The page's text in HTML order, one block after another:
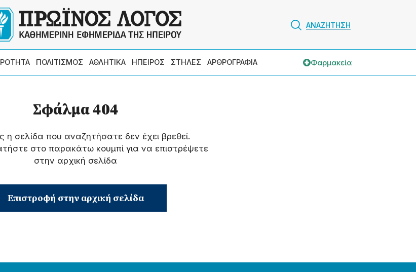
ΑΝΑΖΗΤΗΣΗ
ΠΟΛΙΤΙΣΜΟΣ ΑΘΛΗΤΙΚΑ ΗΠΕΙΡΟΣ ΣΤΗΛΕΣ ΑΡΘΡΟΓΡΑΦΙΑ Φαρμακεία
Σφάλμα 404
η σελίδα που αναζητήσατε δεν έχει βρεθεί.
στο παρακάτω κουμπί για να επιστρέψετε
στην αρχική σελίδα
Επιστροφή στην αρχική σελίδα